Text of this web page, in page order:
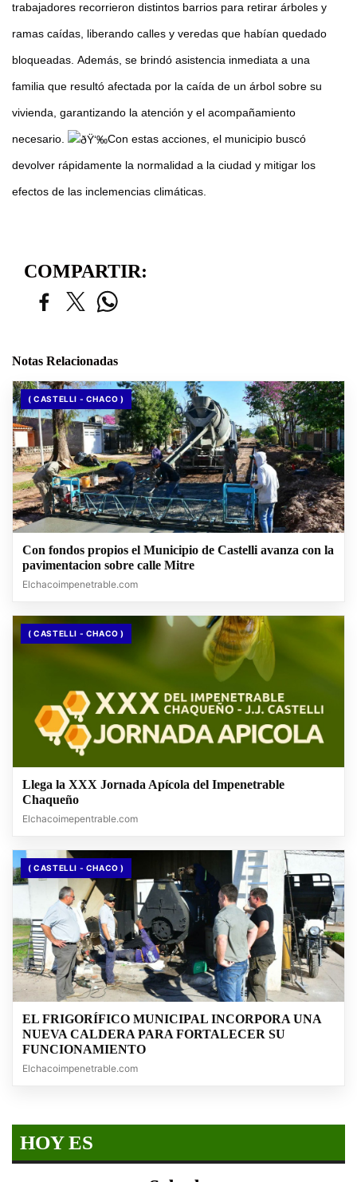
trabajadores recorrieron distintos barrios para retirar árboles y
ramas caídas, liberando calles y veredas que habían quedado
bloqueadas. Además, se brindó asistencia inmediata a una
familia que resultó afectada por la caída de un árbol sobre su
vivienda, garantizando la atención y el acompañamiento
necesario. Con estas acciones, el municipio buscó
devolver rápidamente la normalidad a la ciudad y mitigar los
efectos de las inclemencias climáticas.
COMPARTIR:
Notas Relacionadas
( CASTELLI - CHACO )
Con fondos propios el Municipio de Castelli avanza con la
pavimentacion sobre calle Mitre
Elchacoimpenetrable.com
( CASTELLI - CHACO )
Llega la XXX Jornada Apícola del Impenetrable
Chaqueño
Elchacoimepentrable.com
( CASTELLI - CHACO )
EL FRIGORÍFICO MUNICIPAL INCORPORA UNA
NUEVA CALDERA PARA FORTALECER SU
FUNCIONAMIENTO
Elchacoimpenetrable.com
HOY ES